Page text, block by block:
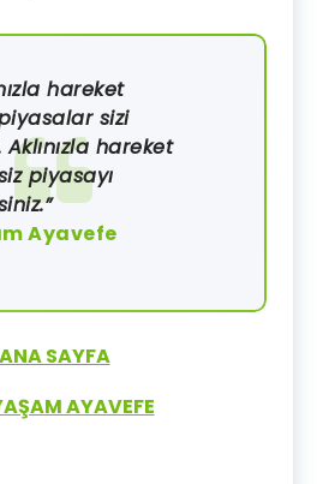
hareket
sizi
hareket
piyasayı
Ayavefe
ANA SAYFA
AYAVEFE